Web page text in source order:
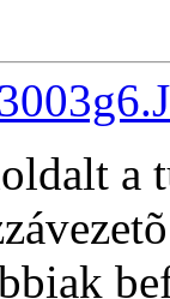
a